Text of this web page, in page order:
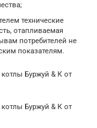
технические
отапливаемая
потребителей не
показателям.
Буржуй & К от
Буржуй & К от